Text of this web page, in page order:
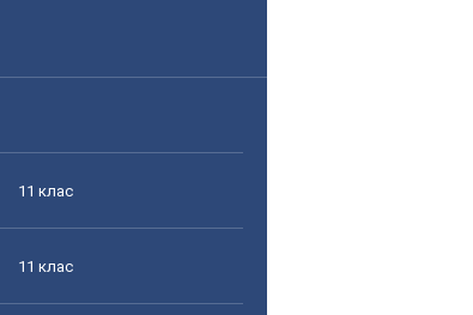
11 клас
11 клас